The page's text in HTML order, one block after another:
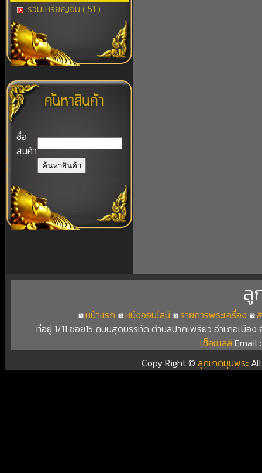
รวมเหรียญจีน ( 51 )
ชื่อ
สินค้า
ลู
หน้าแรก หนังออนไลน์ รายการพระเครื่อง
ที่อยู่ 1/11 ซอย15 ถนนสุดบรรทัด ตำบลปากเพรียว อำเภอเมือ
เช็คเมลล์Email
Copy Right ©ลูกเกดมุมพระ